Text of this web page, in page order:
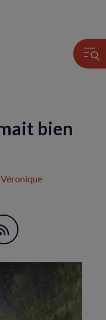
bien
Flux